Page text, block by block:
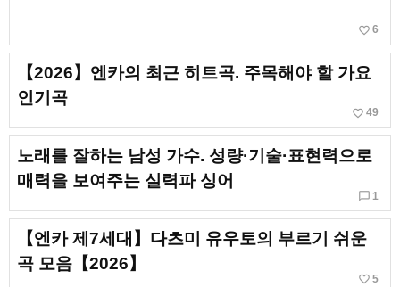
favorite_border 6
【2026】엔카의 최근 히트곡. 주목해야 할 가요
인기곡
favorite_border 49
노래를 잘하는 남성 가수. 성량·기술·표현력으로
매력을 보여주는 실력파 싱어
chat_bubble_outline 1
【엔카 제7세대】다츠미 유우토의 부르기 쉬운
곡 모음【2026】
favorite_border 5